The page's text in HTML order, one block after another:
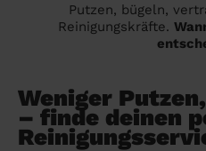
Putzen, bügeln,
Reinigungskräfte.
Weniger
– finde deinen